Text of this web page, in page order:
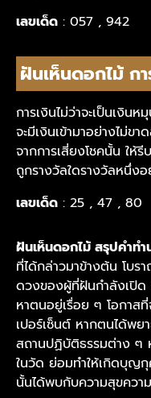
เลขเด็ด : 057 , 942
ฝันเห็นดอกไม้ กา
การเงินไม่ว่าจะเป็นเงิน
จะมีเงินเข้ามาอย่างไม่ข
จากการเสี่ยงโชคนั้น ให้
ถูกรางวัลใดรางวัลหนึ่ง
เลขเด็ด : 25 , 47 , 80
ฝันเห็นดอกไม้ สรุปคำท
ที่ได้กล่าวมาข้างต้น โบร
ดวงของผู้ที่ฝันกำลังเปิด
หาตนอยู่เรื่อย ๆ โอกาส
เปอร์เซ็นต์ หากตนได้พ
สถานปฏิบัติธรรมต่าง ๆ
ในวัด ย่อมทำให้เกิดบุญ
นั้นได้พบกับความสุขควา